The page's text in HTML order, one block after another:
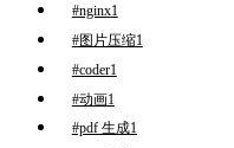
#nginx1
#图片压缩1
#coder1
#动画1
#pdf 生成1